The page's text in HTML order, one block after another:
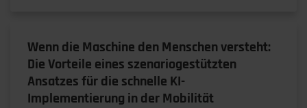
Wenn die Maschine den Menschen versteht:
Die Vorteile eines szenariogestützten
Ansatzes für die schnelle KI-
Implementierung in der Mobilität